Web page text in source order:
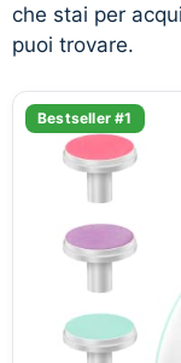
che stai per
puoi trovare.
Bestseller #1